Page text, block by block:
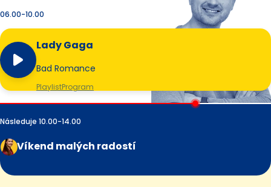
06.00-10.00
Lady Gaga
Bad Romance
PlaylistProgram
Následuje 10.00-14.00
Víkend malých radostí